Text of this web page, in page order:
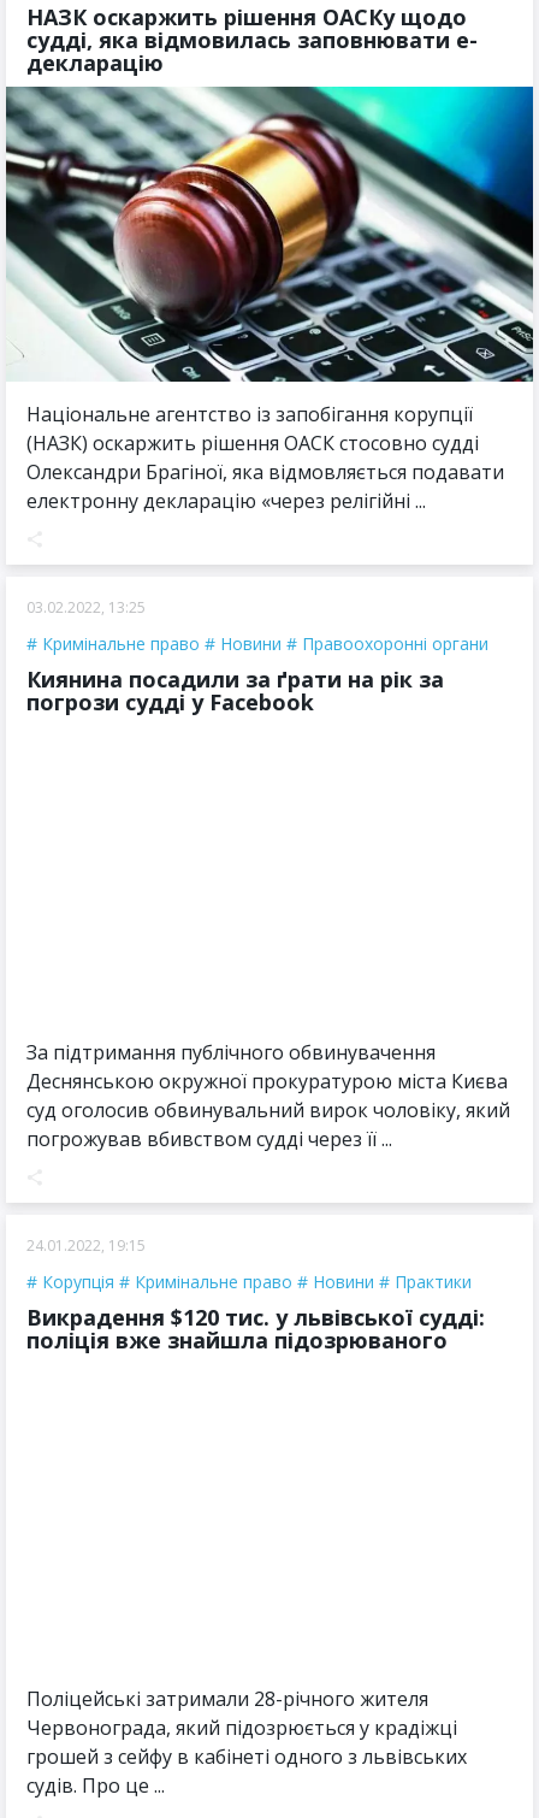
НАЗК оскаржить рішення ОАСКу щодо
судді, яка відмовилась заповнювати е-
декларацію
Національне агентство із запобігання корупції
(НАЗК) оскаржить рішення ОАСК стосовно судді
Олександри Брагіної, яка відмовляється подавати
електронну декларацію «через релігійні ...
03.02.2022, 13:25
Кримінальне право Новини Правоохоронні органи
Киянина посадили за ґрати на рік за
погрози судді у Facebook
За підтримання публічного обвинувачення
Деснянською окружної прокуратурою міста Києва
суд оголосив обвинувальний вирок чоловіку, який
погрожував вбивством судді через її ...
24.01.2022, 19:15
Корупція Кримінальне право Новини Практики
Викрадення $120 тис. у львівської судді:
поліція вже знайшла підозрюваного
Поліцейські затримали 28-річного жителя
Червонограда, який підозрюється у крадіжці
грошей з сейфу в кабінеті одного з львівських
судів. Про це ...